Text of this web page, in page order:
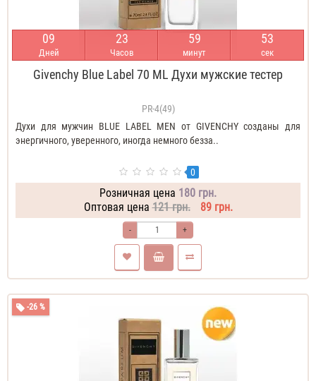
09
Дней
23
Часов
59
минут
52
сек
Givenchy Blue Label 70 ML Духи мужские тестер
PR-4(49)
Духи для мужчин BLUE LABEL MEN от GIVENCHY созданы для
энергичного, уверенного, иногда немного безза..
0
Розничная цена 180 грн.
Оптовая цена 121 грн. 89 грн.
- +
-26 %